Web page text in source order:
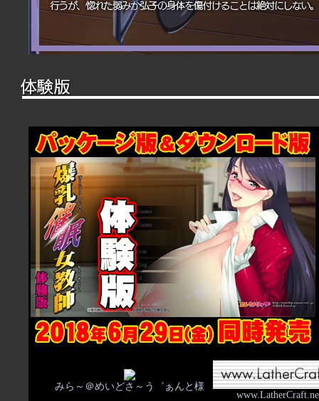
みら～＠めいどさ～う゛ぁんと様